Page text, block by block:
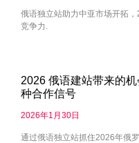
俄语独立站助力中亚市场开拓
竞争力.
2026 俄语建站带来的
种合作信号
2026年1月30日
通过俄语独立站抓住2026年俄